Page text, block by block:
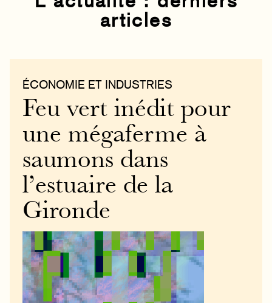
articles
ÉCONOMIE ET INDUSTRIES
Feu vert inédit pour
une mégaferme à
saumons dans
l’estuaire de la
Gironde